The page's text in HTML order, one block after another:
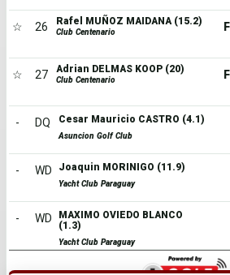
☆ 26 Rafel MUÑOZ MAIDANA (15.2)
Club Centenario F
☆ 27 Adrian DELMAS KOOP (20)
Club Centenario F
- DQ Cesar Mauricio CASTRO (4.1)
Asuncion Golf Club
- WD Joaquin MORINIGO (11.9)
Yacht Club Paraguay
- WD
MAXIMO OVIEDO BLANCO
(1.3)
Yacht Club Paraguay